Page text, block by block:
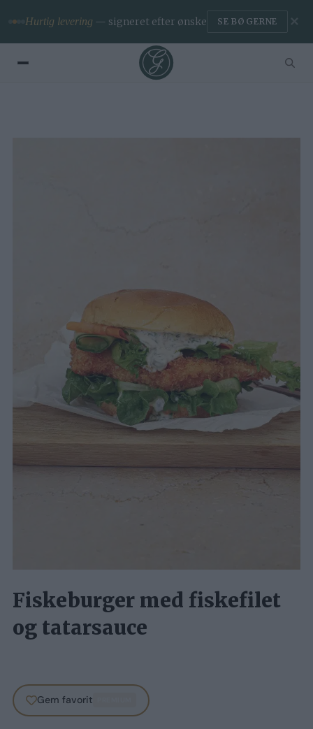
Premium— ingen reklamer & app BLIV MEDLEM ✕
Fiskeburger med fiskefilet
og tatarsauce
Gem favorit